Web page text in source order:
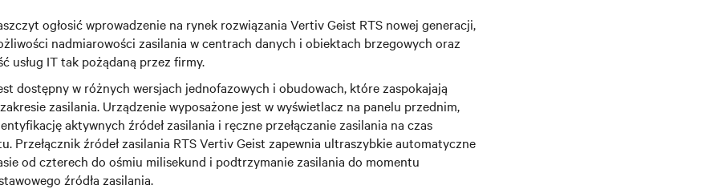
ogłosić wprowadzenie na rynek rozwiązania Vertiv Geist RTS nowej generacji,
nadmiarowości zasilania w centrach danych i obiektach brzegowych oraz
usług IT tak pożądaną przez firmy.
dostępny w różnych wersjach jednofazowych i obudowach, które zaspokajają
zasilania. Urządzenie wyposażone jest w wyświetlacz na panelu przednim,
aktywnych źródeł zasilania i ręczne przełączanie zasilania na czas
Przełącznik źródeł zasilania RTS Vertiv Geist zapewnia ultraszybkie automatyczne
od czterech do ośmiu milisekund i podtrzymanie zasilania do momentu
źródła zasilania.